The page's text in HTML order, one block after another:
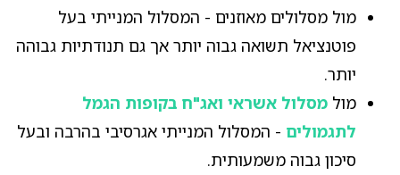
מול מסלולים מאוזנים - המסלול המנייתי בעל
פוטנציאל תשואה גבוה יותר אך גם תנודתיות גבוהה
יותר.
מול מסלול אשראי ואג"ח בקופות הגמל
לתגמולים - המסלול המנייתי אגרסיבי בהרבה ובעל
סיכון גבוה משמעותית.